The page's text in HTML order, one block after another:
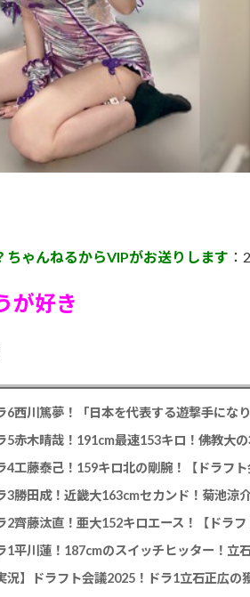
ちゃんねるからVIPがお送りします
が好き
6西川篤夢！「日本を代表する遊撃手にな
5赤木晴哉！191cm最速153キロ！佛教大
4工藤泰己！159キロ北の剛腕！【ドラフト
3勝田成！近畿大163cmセカンド！菊池涼
2齊藤汰直！亜大152キロエース！【ドラフ
況】ドラフト会議2025！ドラ1立石正広の